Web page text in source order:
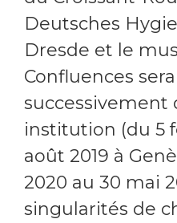
Deutsches
Dresde et le
Confluences
successivement
institution (du 5
août 2019 à
2020 au 30 mai
singularités de